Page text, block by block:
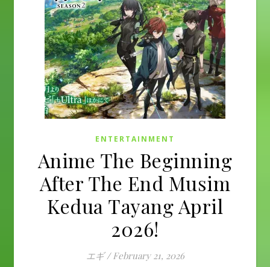
ENTERTAINMENT
Anime The Beginning
After The End Musim
Kedua Tayang April
2026!
エギ / February 21, 2026